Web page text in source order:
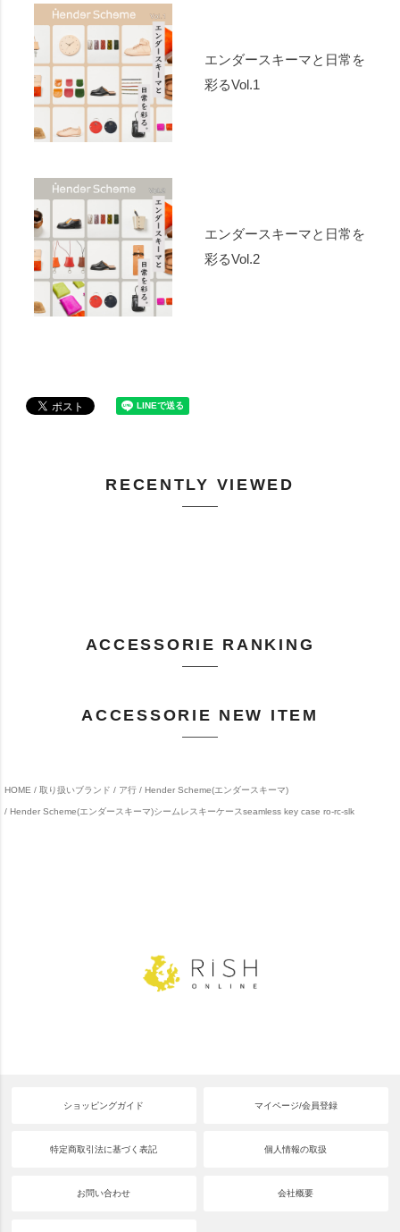
エンダースキーマと日常を
彩るVol.1
エンダースキーマと日常を
彩るVol.2
RECENTLY VIEWED
ACCESSORIE RANKING
ACCESSORIE NEW ITEM
HOME 取り扱いブランド ア行 Hender Scheme(エンダースキーマ)
Hender Scheme(エンダースキーマ)シームレスキーケースseamless key case ro-rc-slk
ショッピングガイド マイページ/会員登録
特定商取引法に基づく表記 個人情報の取扱
お問い合わせ 会社概要